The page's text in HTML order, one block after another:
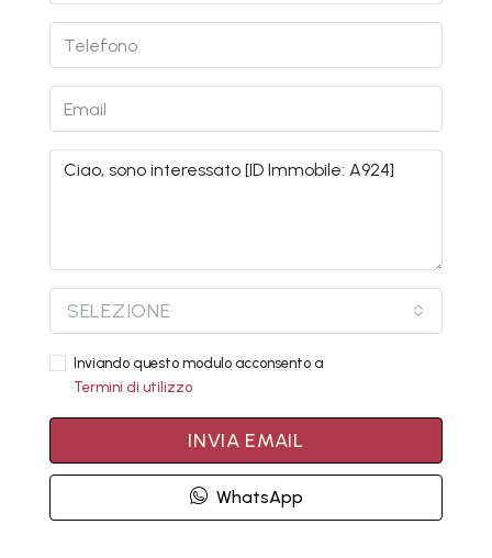
SELEZIONE
Inviando questo modulo acconsento a
Termini di utilizzo
INVIA EMAIL
WhatsApp